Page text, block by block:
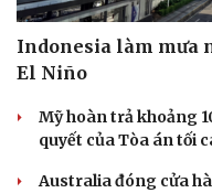
Indonesia làm mưa
El Niño
Mỹ hoàn trả khoảng
quyết của Tòa án tối
Australia đóng cửa